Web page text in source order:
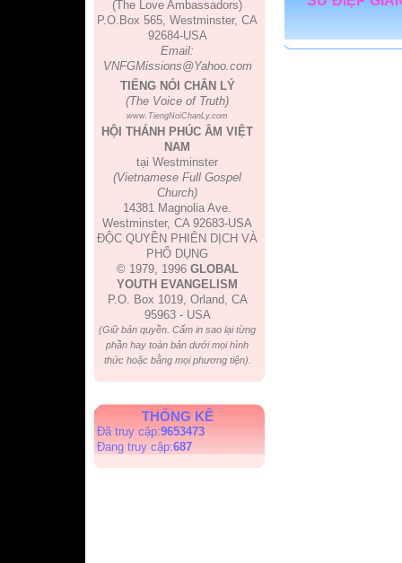
(The Love Ambassadors)
P.O.Box 565, Westminster, CA
92684-USA
Email:
VNFGMissions@Yahoo.com
TIẾNG NÓI CHÂN LÝ
(The Voice of Truth)
www.TiengNoiChanLy.com
HỘI THÁNH PHÚC ÂM VIỆT
NAM
tại Westminster
(Vietnamese Full Gospel
Church)
14381 Magnolia Ave.
Westminster, CA 92683-USA
ĐỘC QUYỀN PHIÊN DỊCH VÀ
PHỔ DỤNG
© 1979, 1996 GLOBAL
YOUTH EVANGELISM
P.O. Box 1019, Orland, CA
95963 - USA
(Giữ bản quyền. Cấm in sao lại từng
phần hay toàn bản dưới mọi hình
thức hoặc bằng mọi phương tiện).
THỐNG KÊ
Đã truy cập:9653473
Đang truy cập:687